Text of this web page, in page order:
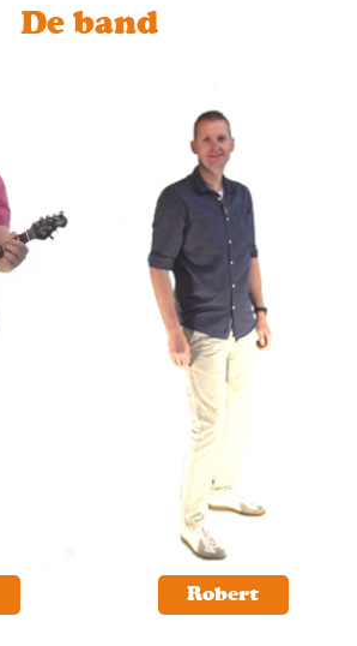
De band
Robert